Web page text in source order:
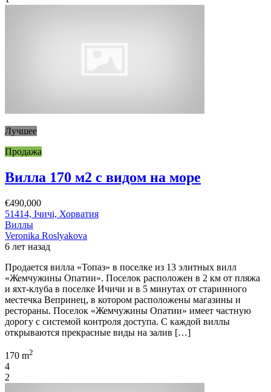
Лучшее
Продажа
Вилла 170 м2 с видом на море
€490,000
51414, Ічичі, Хорватия
Виллы
Veronika Roslyakova
6 лет назад
Продается вилла «Топаз» в поселке из 13 элитных вилл
«Жемчужины Опатии». Поселок расположен в 2 км от пляжа
и яхт-клуба в поселке Ичичи и в 5 минутах от старинного
местечка Вепринец, в котором расположены магазины и
рестораны. Поселок «Жемчужины Опатии» имеет частную
дорогу с системой контроля доступа. С каждой виллы
открываются прекрасные виды на залив […]
170 m2
4
2